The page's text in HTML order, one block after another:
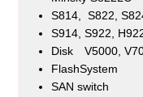
S814, S822,
S914, S922,
Disk V5000,
FlashSystem
SAN switch